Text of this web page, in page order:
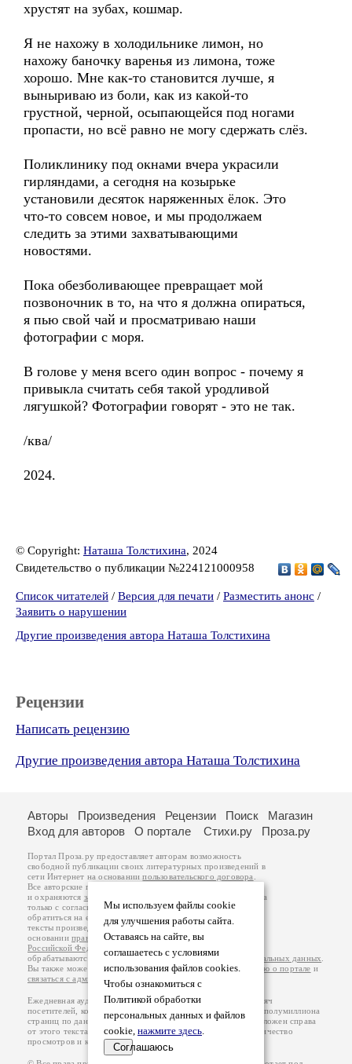
хрустят на зубах, кошмар.
Я не нахожу в холодильнике лимон, но
нахожу баночку варенья из лимона, тоже
хорошо. Мне как-то становится лучше, я
выныриваю из боли, как из какой-то
грустной, черной, осыпающейся под ногами
пропасти, но всё равно не могу сдержать слёз.
Поликлинику под окнами вчера украсили
гирляндами, а сегодня на козырьке
установили десяток наряженных ёлок. Это
что-то совсем новое, и мы продолжаем
следить за этими захватывающими
новостями.
Пока обезболивающее превращает мой
позвоночник в то, на что я должна опираться,
я пью свой чай и просматриваю наши
фотографии с моря.
В голове у меня всего один вопрос - почему я
привыкла считать себя такой уродливой
лягушкой? Фотографии говорят - это не так.
/ква/
2024.
© Copyright: Наташа Толстихина, 2024
Свидетельство о публикации №224121000958
Список читателей / Версия для печати / Разместить анонс /
Заявить о нарушении
Другие произведения автора Наташа Толстихина
Рецензии
Написать рецензию
Другие произведения автора Наташа Толстихина
Мы используем файлы cookie
для улучшения работы сайта.
Оставаясь на сайте, вы
соглашаетесь с условиями
использования файлов cookies.
Чтобы ознакомиться с
Политикой обработки
персональных данных и файлов
cookie, нажмите здесь.
Соглашаюсь
Авторы Произведения Рецензии Поиск
Магазин
Вход для авторов
О портале Стихи.ру Проза.ру
Портал Проза.ру предоставляет авторам возможность
свободной публикации своих литературных произведений в
сети Интернет на основаниипользовательского договора
Все авторские права на произведения принадлежат авторам
и охраняются законом
. Перепечатка произведений возможна
только с согласия его автора, к которому вы можете
обратиться на его авторской странице. Ответственность за
тексты произведений авторы несут самостоятельно на
основанииправил публикацииизаконодательства
Российской Федерации
обрабатываются на основанииПолитики обработки персональных данных
Вы также можете посмотреть более подробнуюинформацию о портале и
связаться с администрацией
Ежедневная аудитория портала Проза.ру – порядка 100 тысяч
посетителей, которые в общей сумме просматривают более полумиллиона
страниц по данным счетчика посещаемости, который расположен справа
от этого текста. В каждой графе указано по две цифры: количество
просмотров и количество посетителей.